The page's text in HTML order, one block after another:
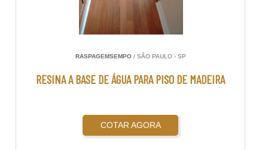
RASPAGEMSEMPO/ SÃO PAULO - SP
RESINA A BASE DE ÁGUA PARA PISO DE MADEIRA
COTAR AGORA